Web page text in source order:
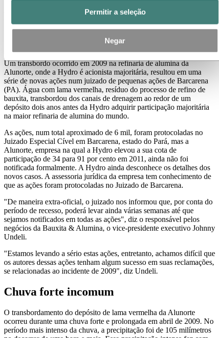
Permitir a seleção
Negar
Refinaria de alumina da Hydro no Brasil
é processada por transbordo ocorrido em
Um transbordo ocorrido em 2009 na refinaria de alumina da
Alunorte, onde a Hydro é acionista majoritária, resultou em uma
série de novas ações num juizado de pequenas ações de Barcarena
(PA). Água com lama vermelha, resíduo do processo de refino de
bauxita, transbordou dos canais de drenagem ao redor de um
depósito dois anos antes da Hydro adquirir participação majoritária
na maior refinaria de alumina do mundo.
As ações, num total aproximado de 6 mil, foram protocoladas no
Juizado Especial Cível em Barcarena, estado do Pará, mas a
Alunorte, empresa na qual a Hydro elevou a sua cota de
participação de 34 para 91 por cento em 2011, ainda não foi
notificada formalmente. A Hydro ainda desconhece os detalhes dos
novos casos. A assessoria jurídica da empresa tem conhecimento de
que as ações foram protocoladas no Juizado de Barcarena.
"De maneira extra-oficial, o juizado nos informou que, por conta do
período de recesso, poderá levar ainda várias semanas até que
sejamos notificados em todas as ações", diz o responsável pelos
negócios da Bauxita & Alumina, o vice-presidente executivo Johnny
Undeli.
"Estamos levando a sério estas ações, entretanto, achamos difícil que
os autores dessas ações tenham algum sucesso em suas reclamações,
se relacionadas ao incidente de 2009", diz Undeli.
Chuva forte incomum
O transbordamento do depósito de lama vermelha da Alunorte
ocorreu durante uma chuva forte e prolongada em abril de 2009. No
período mais intenso da chuva, a precipitação foi de 105 milímetros